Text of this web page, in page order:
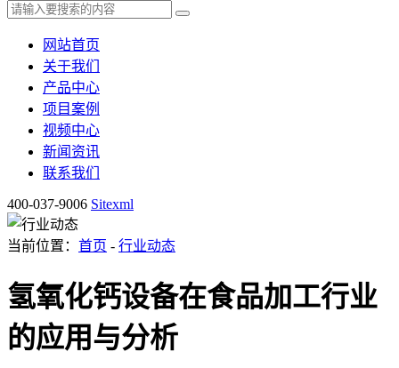
网站首页
关于我们
产品中心
项目案例
视频中心
新闻资讯
联系我们
400-037-9006 Sitexml
当前位置： 首页 - 行业动态
氢氧化钙设备在食品加工行业
的应用与分析